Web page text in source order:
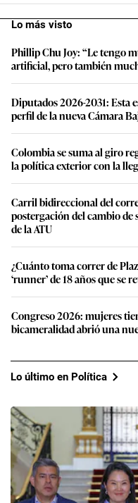
Lo más visto
Phillip Chu Joy: “Le tengo
artificial, pero también
Diputados 2026-2031: Esta
perfil de la nueva Cámara
Colombia se suma al giro
la política exterior con la
Carril bidireccional del
postergación del cambio de
de la ATU
¿Cuánto toma correr de
‘runner’ de 18 años que se
Congreso 2026: mujeres
bicameralidad abrió una
Lo último en Política